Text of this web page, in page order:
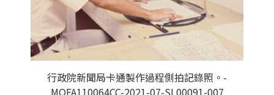
行政院新聞局卡通製作過程側拍記錄照。-
MOFA110064CC-2021-07-SL00091-007